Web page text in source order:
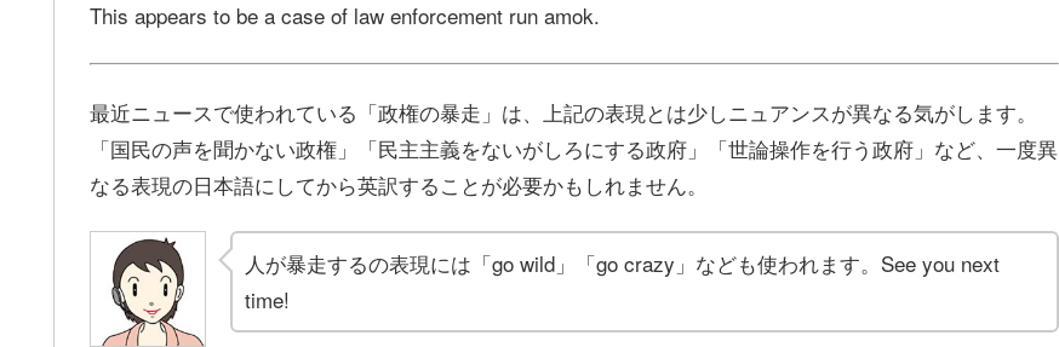
This appears to be a case of law enforcement run amok.
最近ニュースで使われている「政権の暴走」は、上記の表現とは少しニュアンスが異なる気がします。
「国民の声を聞かない政権」「民主主義をないがしろにする政府」「世論操作を行う政府」など、一度異
なる表現の日本語にしてから英訳することが必要かもしれません。
人が暴走するの表現には「go wild」「go crazy」なども使われます。See you next
time!